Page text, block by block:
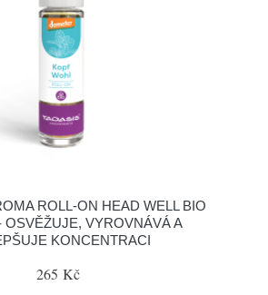
ROLL-ON HEAD WELL BIO
OSVĚŽUJE, VYROVNÁVÁ A
KONCENTRACI
265 Kč